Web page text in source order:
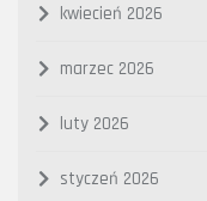
kwiecień 2026
marzec 2026
luty 2026
styczeń 2026